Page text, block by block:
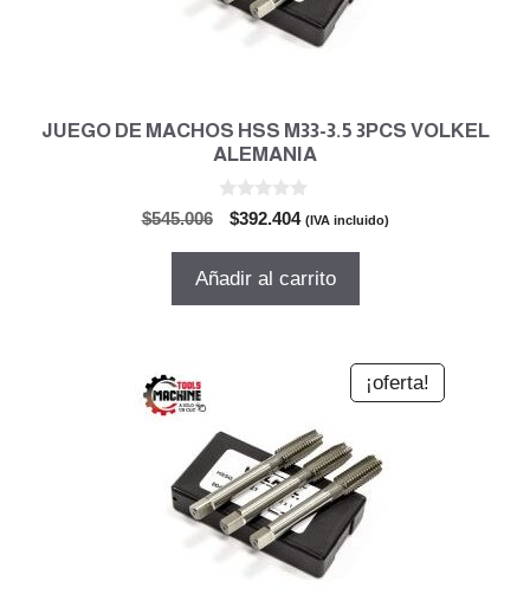
JUEGO DE MACHOS HSS M33-3.5 3PCS VOLKEL
ALEMANIA
$545.006
El
original
$392.404El
actual
(IVA incluido)
Añadir al carrito
¡oferta!